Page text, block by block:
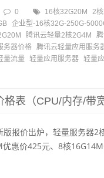
0 16核32G20M 2
企业型-16核32G-250G-
腾讯云轻量2核2G4M
务器价格 腾讯云轻量应用服务
量流量 轻量应用服务器 轻量
表（CPU/内存/带
报价出炉，轻量服务器2
惠价425元、8核